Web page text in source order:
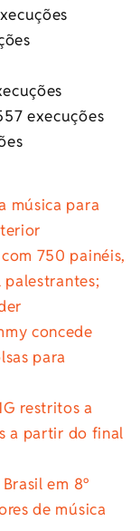
execuções
música para
750 painéis,
palestrantes;
concede
para
restritos a
a partir do final
em 8º
de música